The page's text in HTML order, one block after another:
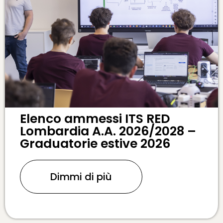
Elenco ammessi ITS RED
Lombardia A.A. 2026/2028 –
Graduatorie estive 2026
Dimmi di più